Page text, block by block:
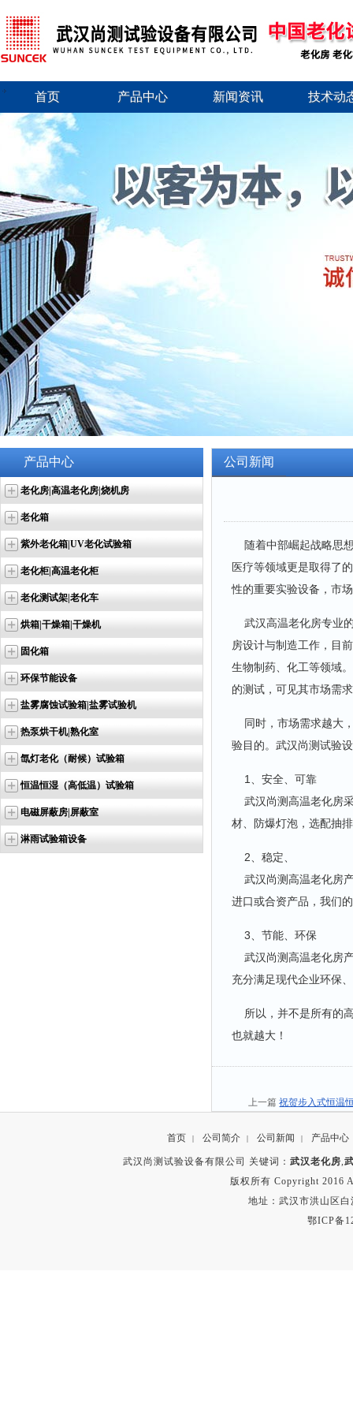
首页 产品中心 新闻资讯 技术动
产品中心
老化房|高温老化房|烧机房
老化箱
紫外老化箱|UV老化试验箱
老化柜|高温老化柜
老化测试架|老化车
烘箱|干燥箱|干燥机
固化箱
环保节能设备
盐雾腐蚀试验箱|盐雾试验机
热泵烘干机|熟化室
氙灯老化（耐候）试验箱
恒温恒湿（高低温）试验箱
电磁屏蔽房|屏蔽室
淋雨试验箱设备
公司新闻
随着中部崛起战略思
医疗等领域更是取得了
性的重要实验设备，市
武汉高温老化房专业
房设计与制造工作，目
生物制药、化工等领域
的测试，可见其市场需
同时，市场需求越大
验目的。武汉尚测试验
1、安全、可靠
武汉尚测高温老化房
材、防爆灯泡，选配抽
2、稳定、
武汉尚测高温老化房
进口或合资产品，我们
3、节能、环保
武汉尚测高温老化房
充分满足现代企业环保
所以，并不是所有的
也就越大！
上一篇祝贺步入式恒温
首页 | 公司简介 | 公司新闻 | 产品中心
武汉尚测试验设备有限公司 关键词：武汉老化房,
版权所有 Copyright 2016
地址：武汉市洪山区
鄂ICP备